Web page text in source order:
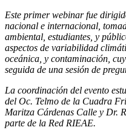
Este primer webinar fue
nacional e internacional,
ambiental, estudiantes, y
aspectos de variabilidad
oceánica, y contaminación,
seguida de una sesión de
La coordinación del evento
del Oc. Telmo de la Cuadra
Maritza Cárdenas Calle y Dr.
parte de la Red RIEAE.